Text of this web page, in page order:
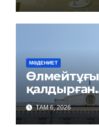
МӘДЕНИЕТ
Өлмейтұғын
ТАМ 6, 2026